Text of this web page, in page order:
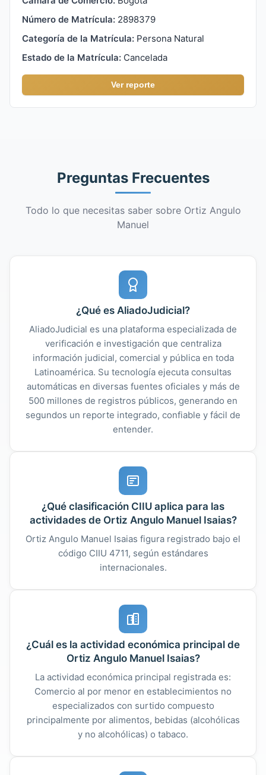
Número de Matrícula: 2898379
Categoría de la Matrícula: Persona Natural
Estado de la Matrícula: Cancelada
Ver reporte
Preguntas Frecuentes
Todo lo que necesitas saber sobre Ortiz Angulo
Manuel
¿Qué es AliadoJudicial?
AliadoJudicial es una plataforma especializada de
verificación e investigación que centraliza
información judicial, comercial y pública en toda
Latinoamérica. Su tecnología ejecuta consultas
automáticas en diversas fuentes oficiales y más de
500 millones de registros públicos, generando en
segundos un reporte integrado, confiable y fácil de
entender.
¿Qué clasificación CIIU aplica para las
actividades de Ortiz Angulo Manuel Isaias?
Ortiz Angulo Manuel Isaias figura registrado bajo el
código CIIU 4711, según estándares
internacionales.
¿Cuál es la actividad económica principal de
Ortiz Angulo Manuel Isaias?
La actividad económica principal registrada es:
Comercio al por menor en establecimientos no
especializados con surtido compuesto
principalmente por alimentos, bebidas (alcohólicas
y no alcohólicas) o tabaco.